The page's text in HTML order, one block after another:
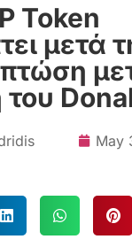
Token
μετά
του
May